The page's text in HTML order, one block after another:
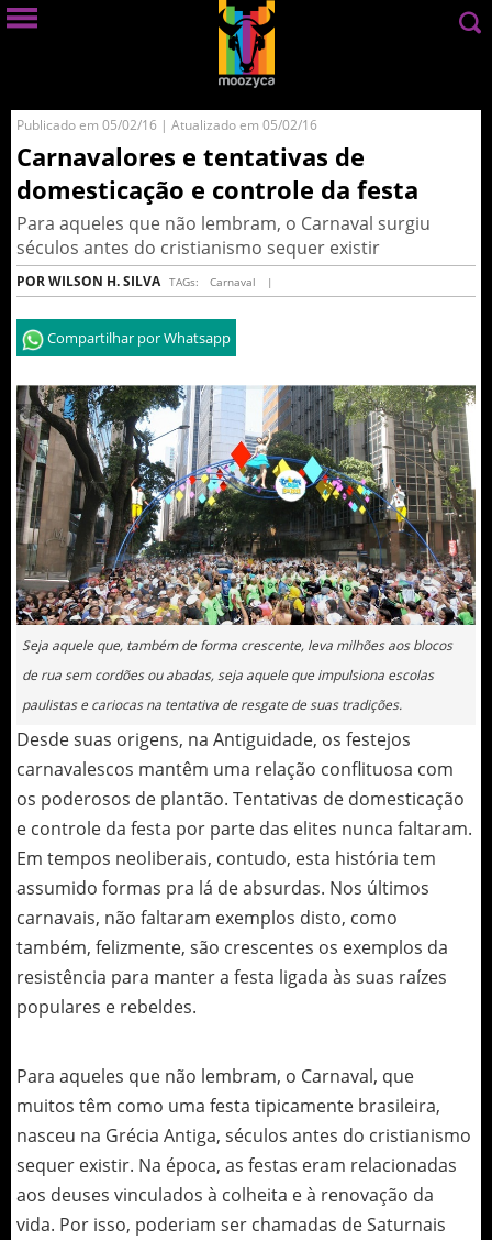
Publicado em 05/02/16 | Atualizado em 05/02/16
Carnavalores e tentativas de
domesticação e controle da festa
Para aqueles que não lembram, o Carnaval surgiu
séculos antes do cristianismo sequer existir
POR WILSON H. SILVA TAGs: Carnaval |
Compartilhar por Whatsapp
Seja aquele que, também de forma crescente, leva milhões aos blocos
de rua sem cordões ou abadas, seja aquele que impulsiona escolas
paulistas e cariocas na tentativa de resgate de suas tradições.
Desde suas origens, na Antiguidade, os festejos
carnavalescos mantêm uma relação conflituosa com
os poderosos de plantão. Tentativas de domesticação
e controle da festa por parte das elites nunca faltaram.
Em tempos neoliberais, contudo, esta história tem
assumido formas pra lá de absurdas. Nos últimos
carnavais, não faltaram exemplos disto, como
também, felizmente, são crescentes os exemplos da
resistência para manter a festa ligada às suas raízes
populares e rebeldes.
Para aqueles que não lembram, o Carnaval, que
muitos têm como uma festa tipicamente brasileira,
nasceu na Grécia Antiga, séculos antes do cristianismo
sequer existir. Na época, as festas eram relacionadas
aos deuses vinculados à colheita e à renovação da
vida. Por isso, poderiam ser chamadas de Saturnais